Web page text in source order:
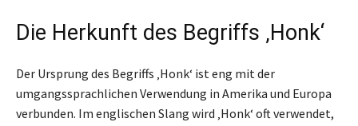
Die Herkunft des Begriffs ‚Honk‘
Der Ursprung des Begriffs ‚Honk‘ ist eng mit der
umgangssprachlichen Verwendung in Amerika und Europa
verbunden. Im englischen Slang wird ‚Honk‘ oft verwendet,